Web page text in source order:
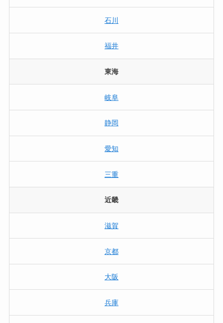
石川
福井
東海
岐阜
静岡
愛知
三重
近畿
滋賀
京都
大阪
兵庫